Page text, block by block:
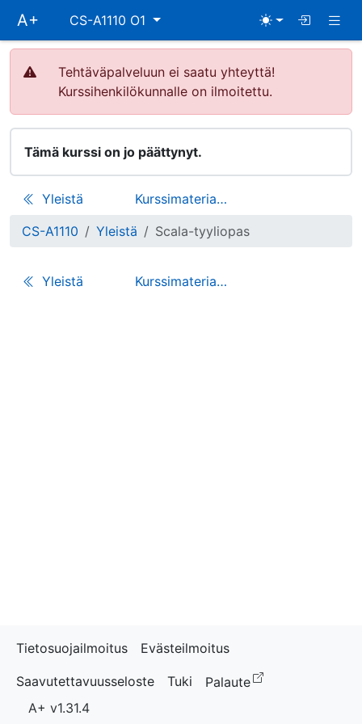
Ohita
päävalikko
A+ CS-A1110 O1
Tehtäväpalveluun ei saatu yhteyttä!
Kurssihenkilökunnalle on ilmoitettu.
Tämä kurssi on jo päättynyt.
Yleistä
Kurssimateriaali
CS-A1110
Yleistä Scala-tyyliopas
Yleistä Kurssimateriaali
Tietosuojailmoitus Evästeilmoitus
Saavutettavuusseloste Tuki Palaute
(avautuu
A+ v1.31.4